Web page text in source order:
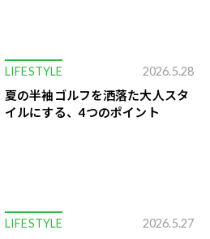
LIFESTYLE 2026.5.28
夏の半袖ゴルフを洒落た大人スタ
イルにする、4つのポイント
LIFESTYLE 2026.5.27